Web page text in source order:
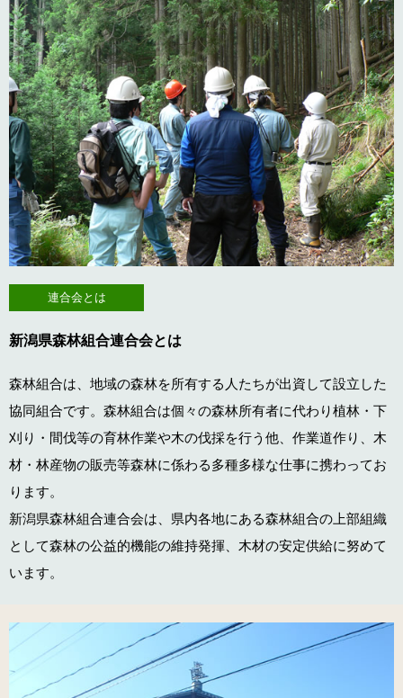
連合会とは
新潟県森林組合連合会とは
森林組合は、地域の森林を所有する人たちが出資して設立した
協同組合です。森林組合は個々の森林所有者に代わり植林・下
刈り・間伐等の育林作業や木の伐採を行う他、作業道作り、木
材・林産物の販売等森林に係わる多種多様な仕事に携わってお
ります。
新潟県森林組合連合会は、県内各地にある森林組合の上部組織
として森林の公益的機能の維持発揮、木材の安定供給に努めて
います。